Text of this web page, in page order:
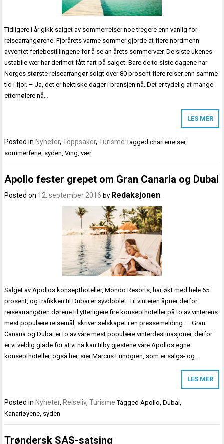
Tidligere i år gikk salget av sommerreiser noe tregere enn vanlig for
reisearrangørene. Fjorårets varme sommer gjorde at flere nordmenn
avventet feriebestillingene for å se an årets sommervær. De siste ukenes
ustabile vær har derimot fått fart på salget. Bare de to siste dagene har
Norges største reisearrangør solgt over 80 prosent flere reiser enn samme
tid i fjor. – Ja, det er hektiske dager i bransjen nå. Det er tydelig at mange
etternølere nå…
LES MER
Posted in Nyheter,Toppsaker,Turisme Taggedcharterreiser,
sommerferie syden ,Ving ,vær
Apollo fester grepet om Gran Canaria og Dubai
Posted on 12. september 2016 by Redaksjonen
Salget av Apollos konsepthoteller, Mondo Resorts, har økt med hele 65
prosent, og trafikken til Dubai er syvdoblet. Til vinteren åpner derfor
reisearrangøren dørene til ytterligere fire konsepthoteller på to av vinterens
mest populære reisemål, skriver selskapet i en pressemelding. – Gran
Canaria og Dubai er to av våre mest populære vinterdestinasjoner, derfor
er vi veldig glade for at vi nå kan tilby gjestene våre Apollos egne
konsepthoteller, også her, sier Marcus Lundgren, som er salgs- og…
LES MER
Posted in Nyheter, Reiseliv,Turisme TaggedApollo,Dubai,
Kanariøyene, syden
Trøndersk SAS-satsing